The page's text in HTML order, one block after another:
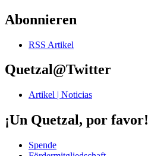
Abonnieren
RSS Artikel
Quetzal@Twitter
Artikel | Noticias
¡Un Quetzal, por favor!
Spende